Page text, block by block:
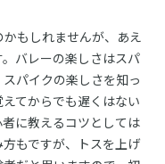
もしれませんが、あえ
バレーの楽しさはスパ
パイクの楽しさを知っ
てからでも遅くはない
に教えるコツとしては
もですが、トスを上げ